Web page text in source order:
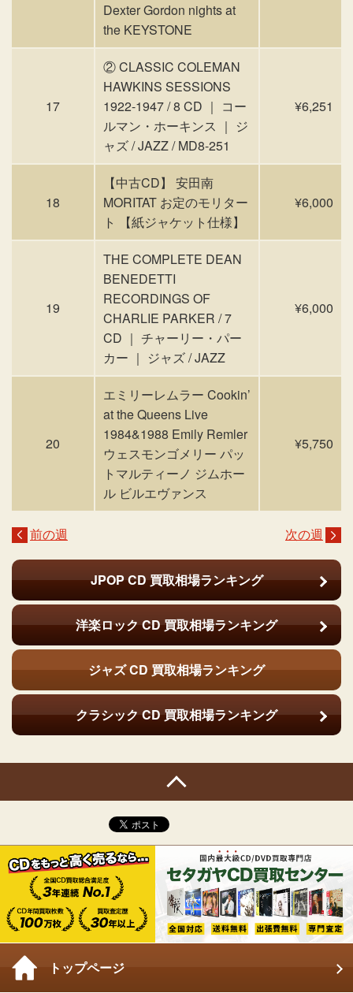
Dexter Gordon nights at
the KEYSTONE
17
② CLASSIC COLEMAN
HAWKINS SESSIONS
1922-1947 / 8 CD ｜ コー
ルマン・ホーキンス ｜ ジ
ャズ / JAZZ / MD8-251
¥6,251
18
【中古CD】 安田南
MORITAT お定のモリター
ト 【紙ジャケット仕様】
¥6,000
19
THE COMPLETE DEAN
BENEDETTI
RECORDINGS OF
CHARLIE PARKER / 7
CD ｜ チャーリー・パー
カー ｜ ジャズ / JAZZ
¥6,000
20
エミリーレムラー Cookin’
at the Queens Live
1984&1988 Emily Remler
ウェスモンゴメリー パッ
トマルティーノ ジムホー
ル ビルエヴァンス
¥5,750
前の週 次の週
JPOP CD買取相場ランキング
洋楽ロック CD買取相場ランキング
ジャズ CD 買取相場ランキング
クラシック CD買取相場ランキング
トップページ